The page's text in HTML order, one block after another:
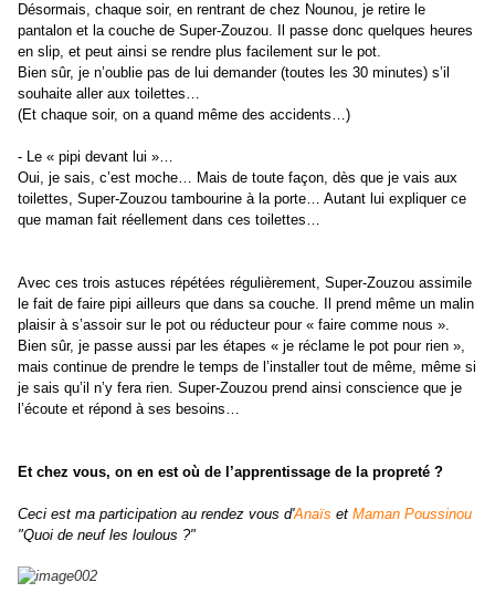
Désormais, chaque soir, en rentrant de chez Nounou, je retire le
pantalon et la couche de Super-Zouzou. Il passe donc quelques heures
en slip, et peut ainsi se rendre plus facilement sur le pot.
Bien sûr, je n’oublie pas de lui demander (toutes les 30 minutes) s’il
souhaite aller aux toilettes…
(Et chaque soir, on a quand même des accidents…)
- Le « pipi devant lui »…
Oui, je sais, c’est moche… Mais de toute façon, dès que je vais aux
toilettes, Super-Zouzou tambourine à la porte… Autant lui expliquer ce
que maman fait réellement dans ces toilettes…
Avec ces trois astuces répétées régulièrement, Super-Zouzou assimile
le fait de faire pipi ailleurs que dans sa couche. Il prend même un malin
plaisir à s’assoir sur le pot ou réducteur pour « faire comme nous ».
Bien sûr, je passe aussi par les étapes « je réclame le pot pour rien »,
mais continue de prendre le temps de l’installer tout de même, même si
je sais qu’il n’y fera rien. Super-Zouzou prend ainsi conscience que je
l’écoute et répond à ses besoins…
Et chez vous, on en est où de l’apprentissage de la propreté ?
Ceci est ma participation au rendez vous d'Anaïs et Maman Poussinou
"Quoi de neuf les loulous ?"